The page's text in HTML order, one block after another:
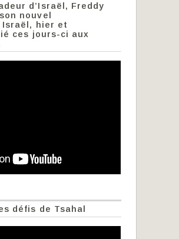
d’Israël, Freddy
nouvel
Israël, hier et
ces jours-ci aux
défis de Tsahal